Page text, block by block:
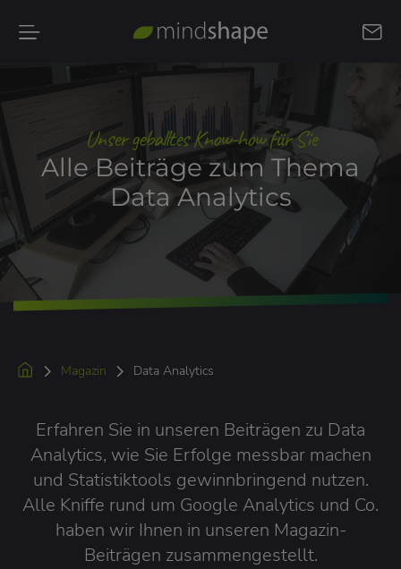
Unser geballtes Know-how für Sie
Alle Beiträge zum Thema
Data Analytics
Magazin Data Analytics
Erfahren Sie in unseren Beiträgen zu Data
Analytics, wie Sie Erfolge messbar machen
und Statistiktools gewinnbringend nutzen.
Alle Kniffe rund um Google Analytics und Co.
haben wir Ihnen in unseren Magazin-
Beiträgen zusammengestellt.